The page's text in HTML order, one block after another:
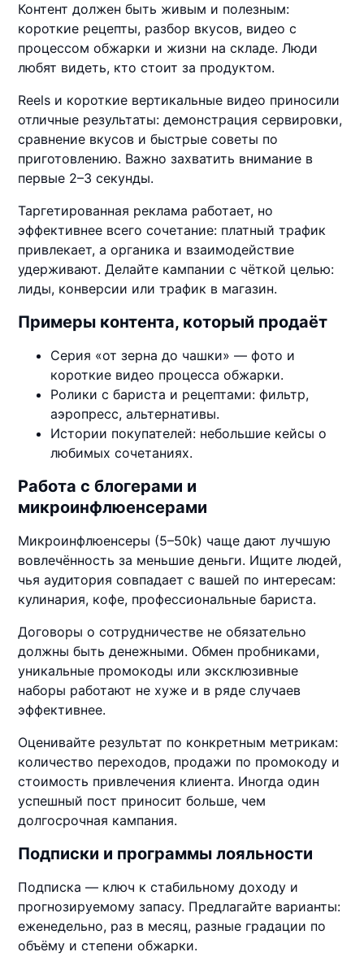
Контент должен быть живым и полезным:
короткие рецепты, разбор вкусов, видео с
процессом обжарки и жизни на складе. Люди
любят видеть, кто стоит за продуктом.
Reels и короткие вертикальные видео приносили
отличные результаты: демонстрация сервировки,
сравнение вкусов и быстрые советы по
приготовлению. Важно захватить внимание в
первые 2–3 секунды.
Таргетированная реклама работает, но
эффективнее всего сочетание: платный трафик
привлекает, а органика и взаимодействие
удерживают. Делайте кампании с чёткой целью:
лиды, конверсии или трафик в магазин.
Примеры контента, который продаёт
Серия «от зерна до чашки» — фото и
короткие видео процесса обжарки.
Ролики с бариста и рецептами: фильтр,
аэропресс, альтернативы.
Истории покупателей: небольшие кейсы о
любимых сочетаниях.
Работа с блогерами и
микроинфлюенсерами
Микроинфлюенсеры (5–50k) чаще дают лучшую
вовлечённость за меньшие деньги. Ищите людей,
чья аудитория совпадает с вашей по интересам:
кулинария, кофе, профессиональные бариста.
Договоры о сотрудничестве не обязательно
должны быть денежными. Обмен пробниками,
уникальные промокоды или эксклюзивные
наборы работают не хуже и в ряде случаев
эффективнее.
Оценивайте результат по конкретным метрикам:
количество переходов, продажи по промокоду и
стоимость привлечения клиента. Иногда один
успешный пост приносит больше, чем
долгосрочная кампания.
Подписки и программы лояльности
Подписка — ключ к стабильному доходу и
прогнозируемому запасу. Предлагайте варианты:
еженедельно, раз в месяц, разные градации по
объёму и степени обжарки.